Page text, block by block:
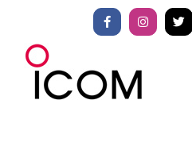
springen
FacebookInstagram
X